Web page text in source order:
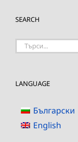
SEARCH
Търсене
LANGUAGE
Български
English